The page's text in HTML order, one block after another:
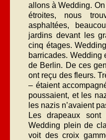
allons à Wedding.
étroites, nous
asphaltées,
jardins devant les
cinq étages.
barricades. Wedding
de Berlin. De ces
ont reçu des fleurs.
– étaient
poussaient, et les
les nazis n’avaient
Les drapeaux
Wedding plein de
voit des croix